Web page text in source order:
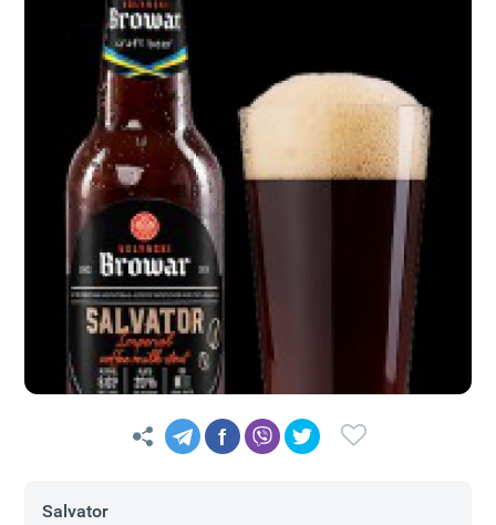
f
Salvator